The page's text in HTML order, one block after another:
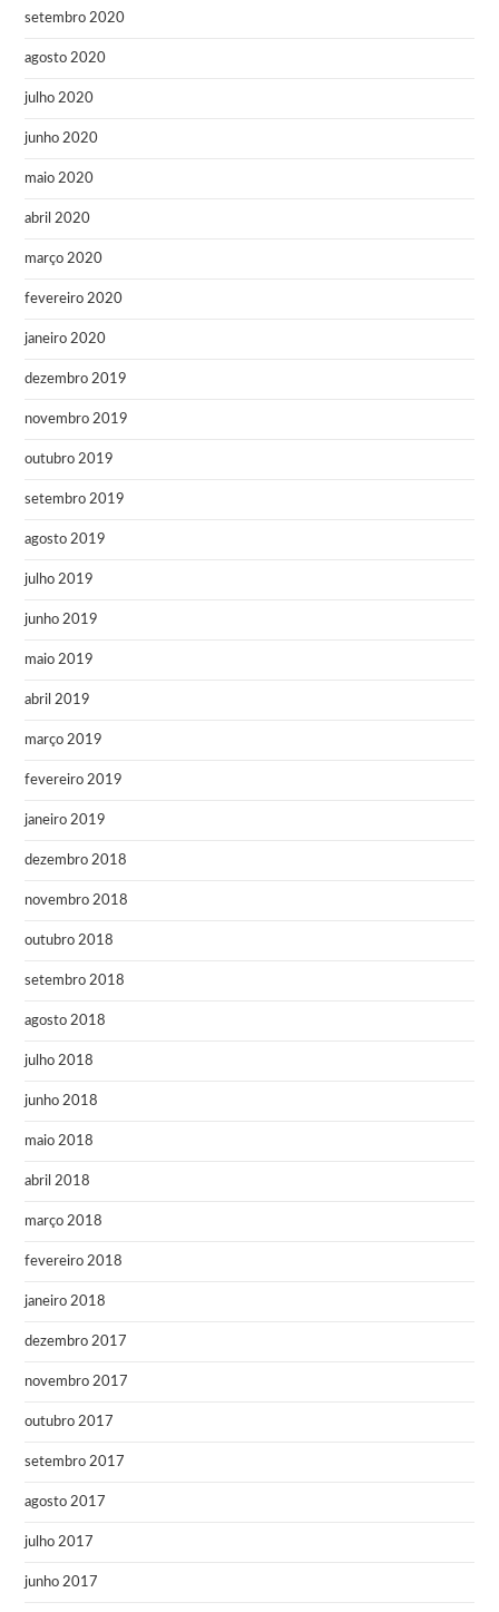
setembro 2020
agosto 2020
julho 2020
junho 2020
maio 2020
abril 2020
março 2020
fevereiro 2020
janeiro 2020
dezembro 2019
novembro 2019
outubro 2019
setembro 2019
agosto 2019
julho 2019
junho 2019
maio 2019
abril 2019
março 2019
fevereiro 2019
janeiro 2019
dezembro 2018
novembro 2018
outubro 2018
setembro 2018
agosto 2018
julho 2018
junho 2018
maio 2018
abril 2018
março 2018
fevereiro 2018
janeiro 2018
dezembro 2017
novembro 2017
outubro 2017
setembro 2017
agosto 2017
julho 2017
junho 2017